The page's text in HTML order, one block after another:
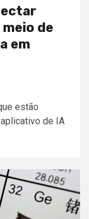
de
em
estão
de IA